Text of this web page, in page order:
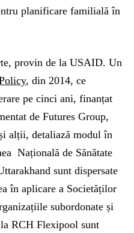
planificare familială în
provin de la USAID. Un
, din 2014, ce
pe cinci ani, finanțat
de Futures Group,
alții, detaliază modul în
Națională de Sănătate
sunt dispersate
în aplicare a Societăților
subordonate și
RCH Flexipool sunt